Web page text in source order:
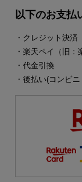
以下のお支払
・クレジット決済
・楽天ペイ（旧：
・代金引換
・後払い(コンビ